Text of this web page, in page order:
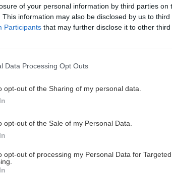
of your personal information by third parties on
This information may also be disclosed by us to
Participants that may further disclose it to other third
Data Processing Opt Outs
opt-out of the Sharing of my personal data.
opt-out of the Sale of my Personal Data.
opt-out of processing my Personal Data for Targeted
κάρτες πληρωμών - Συνεχής μείωση
καρτών πληρωμών, με τις εκστρατείες
και τα περιστατικά απάτης, χωρίς αυτό
να εφησυχάζουν.
στα περιστατικά απάτης στις συναλλαγές
καταγράφηκε μείωση του απόλυτου
δεύτερο εξάμηνο του 2023.
των περιστατικών απάτης προς τον
προηγούμενο εξάμηνο κατά 7%, και
ή 0,017%.
παρατηρείται απόλυτη μείωση κατά 3%